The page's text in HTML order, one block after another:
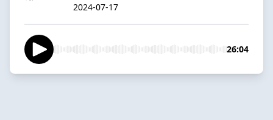
2024-07-17
26:04